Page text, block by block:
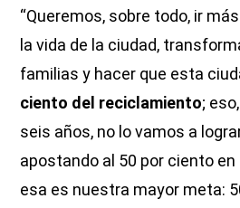
“Queremos, sobre todo, ir
la vida de la ciudad,
familias y hacer que esta
ciento del reciclamiento;
seis años, no lo vamos a
apostando al 50 por ciento
esa es nuestra mayor meta: